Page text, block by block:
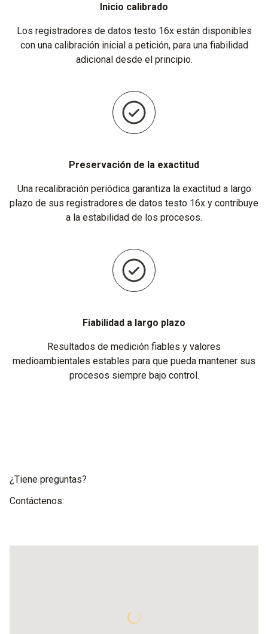
Inicio calibrado
Los registradores de datos testo 16x están disponibles
con una calibración inicial a petición, para una fiabilidad
adicional desde el principio.
Preservación de la exactitud
Una recalibración periódica garantiza la exactitud a largo
plazo de sus registradores de datos testo 16x y contribuye
a la estabilidad de los procesos.
Fiabilidad a largo plazo
Resultados de medición fiables y valores
medioambientales estables para que pueda mantener sus
procesos siempre bajo control.
¿Tiene preguntas?
Contáctenos: